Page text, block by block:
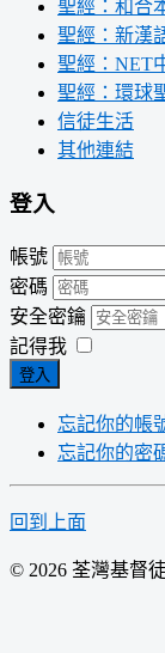
聖經：和合
聖經：新漢
聖經：NET
聖經：環球
信徒生活
其他連結
登入
帳號
密碼
安全密鑰
記得我
登入
忘記你的帳
忘記你的密
回到上面
© 2026 荃灣基督